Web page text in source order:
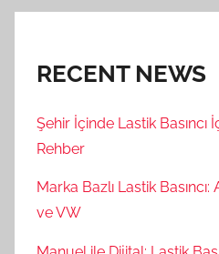
RECENT NEWS
Şehir İçinde Lastik Basıncı
Rehber
Marka Bazlı Lastik
ve VW